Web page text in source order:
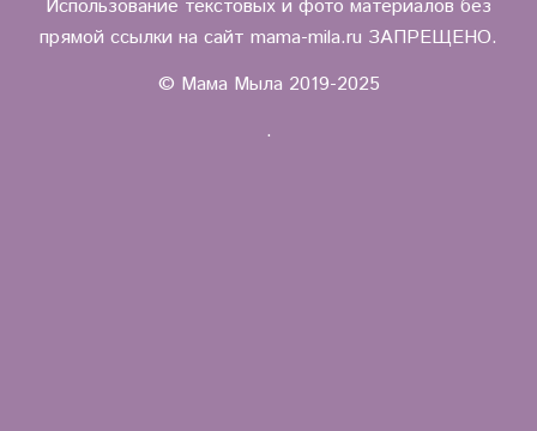
Использование текстовых и фото материалов без
прямой ссылки на сайт mama-mila.ru ЗАПРЕЩЕНО.
© Мама Мыла 2019-2025
.